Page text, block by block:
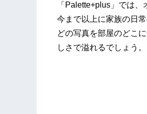
「Palette+plus」では
今まで以上に家族の日
どの写真を部屋のどこ
しさで溢れるでしょう。